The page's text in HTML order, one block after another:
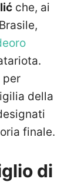
che, ai
per
della
finale.
di